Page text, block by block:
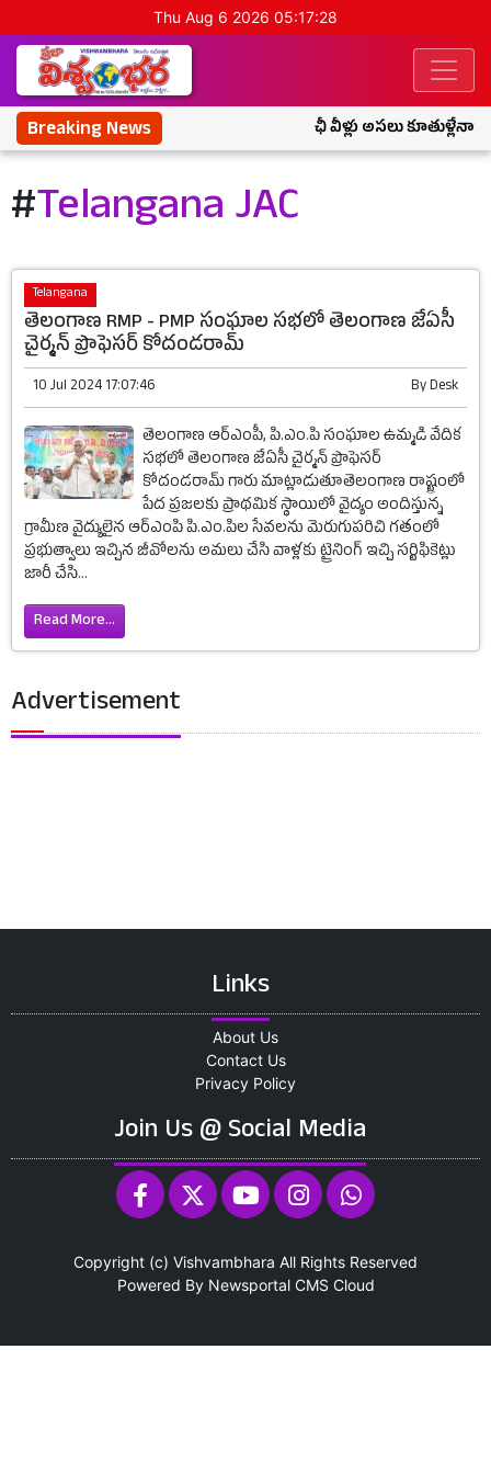
Thu Aug 6 2026 05:17:28
Breaking News ఛీ వీళ్లు అసలు
#Telangana JAC
Telangana
తెలంగాణ RMP - PMP సంఘాల సభలో తెలంగాణ జేఏసీ
చైర్మన్ ప్రొఫెసర్ కోదండరామ్
10 Jul 2024 17:07:46 ByDesk
తెలంగాణ ఆర్ఎంపీ, పి.ఎం.పి సంఘాల ఉమ్మడి వేదిక
సభలో తెలంగాణ జేఏసీ చైర్మన్ ప్రొఫెసర్
కోదండరామ్ గారు మాట్లాడుతూతెలంగాణ రాష్ట్రంలో
పేద ప్రజలకు ప్రాథమిక స్థాయిలో వైద్యం అందిస్తున్న
గ్రామీణ వైద్యులైన ఆర్ఎంపి పి.ఎం.పిల సేవలను మెరుగుపరిచి గతంలో
ప్రభుత్వాలు ఇచ్చిన జీవోలను అమలు చేసి వాళ్లకు ట్రైనింగ్ ఇచ్చి సర్టిఫికెట్లు
జారీ చేసి...
Read More...
Advertisement
Links
About Us
Contact Us
Privacy Policy
Join Us @ Social Media
Copyright (c) Vishvambhara All Rights Reserved
Powered By Newsportal CMS Cloud